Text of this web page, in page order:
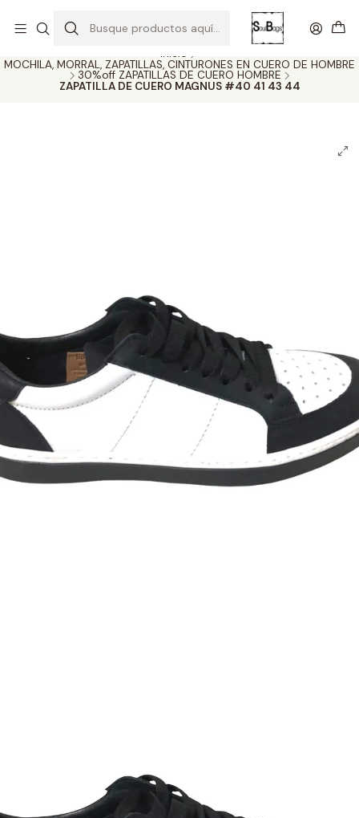
SOLO EL CUERO REEMPLAZA AL CUERO Todas las carteras acá
Inicio
MOCHILA, MORRAL, ZAPATILLAS, CINTURONES EN CUERO DE HOMBRE
30%off ZAPATILLAS DE CUERO HOMBRE
ZAPATILLA DE CUERO MAGNUS #40 41 43 44